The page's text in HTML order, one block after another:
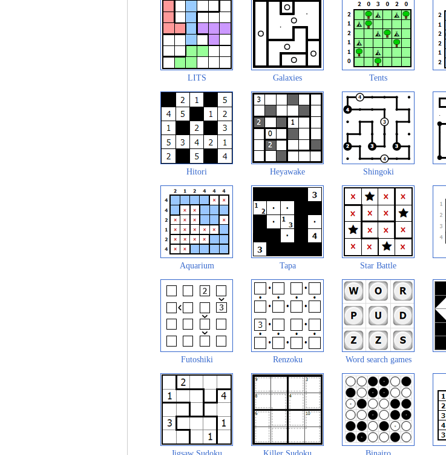
LITS Galaxies Tents
Hitori Heyawake Shingoki
Aquarium Tapa Star Battle
Futoshiki Renzoku Word search games
Jigsaw Sudoku Killer Sudoku Binairo